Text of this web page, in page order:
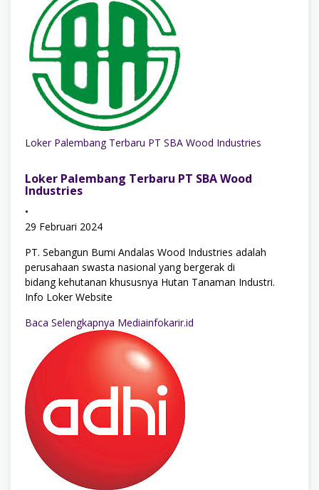
Loker Palembang Terbaru PT SBA Wood Industries
Loker Palembang Terbaru PT SBA Wood
Industries
•
29 Februari 2024
PT. Sebangun Bumi Andalas Wood Industries adalah
perusahaan swasta nasional yang bergerak di
bidang kehutanan khususnya Hutan Tanaman Industri.
Info Loker Website
Baca Selengkapnya Mediainfokarir.id